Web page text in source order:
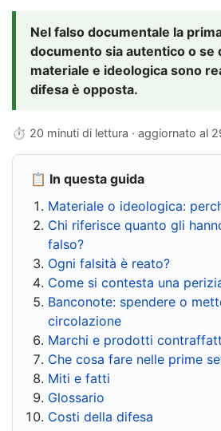
Nel falso documentale la
documento sia autentico o se
materiale e ideologica sono
difesa è opposta.
⏱ 20 minuti di lettura · aggiornato al
📋 In questa guida
Materiale o ideologica:
Chi riferisce quanto gli
falso?
Ogni falsità è reato?
Come si contesta una
Banconote: spendere o
circolazione
Marchi e prodotti
Che cosa fare nelle prime
Miti e fatti
Glossario
Costi della difesa